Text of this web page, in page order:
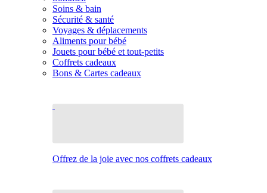
Soins & bain
Sécurité & santé
Voyages & déplacements
Aliments pour bébé
Jouets pour bébé et tout-petits
Coffrets cadeaux
Bons & Cartes cadeaux
Offrez de la joie avec nos coffrets cadeaux